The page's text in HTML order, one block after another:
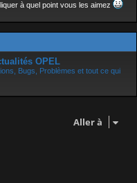
à quel point vous les aimez
OPEL
Bugs, Problèmes et tout ce qui
Aller à